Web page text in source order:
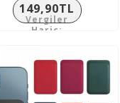
149,90TL
Vergiler
Hariç: